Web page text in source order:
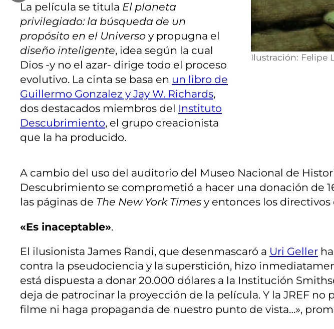
La película se titula El planeta
privilegiado: la búsqueda de un
propósito en el Universo y propugna el
diseño inteligente, idea según la cual
Dios -y no el azar- dirige todo el proceso
evolutivo. La cinta se basa en un libro de
Guillermo Gonzalez y Jay W. Richards,
dos destacados miembros del Instituto
Descubrimiento, el grupo creacionista
que la ha producido.
Ilustración: Felipe
A cambio del uso del auditorio del Museo Nacional de
Descubrimiento se comprometió a hacer una donación de
las páginas de The New York Times y entonces los
«Es inaceptable».
El ilusionista James Randi, que desenmascaró a Uri Geller
contra la pseudociencia y la superstición, hizo
está dispuesta a donar 20.000 dólares a la Institución
deja de patrocinar la proyección de la película. Y la JREF
filme ni haga propaganda de nuestro punto de vista…»,